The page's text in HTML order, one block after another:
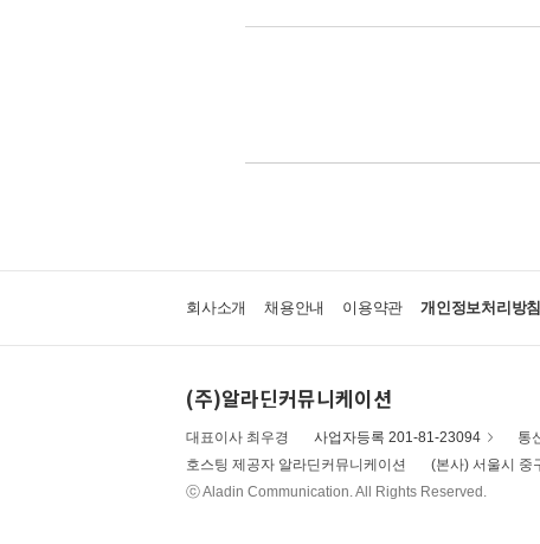
회사소개 채용안내 이용약관 개인정보처리방침
(주)알라딘커뮤니케이션
대표이사 최우경 사업자등록 201-81-23094 통
호스팅 제공자 알라딘커뮤니케이션
(본사) 서울시 중
ⓒ Aladin Communication. All Rights Reserved.